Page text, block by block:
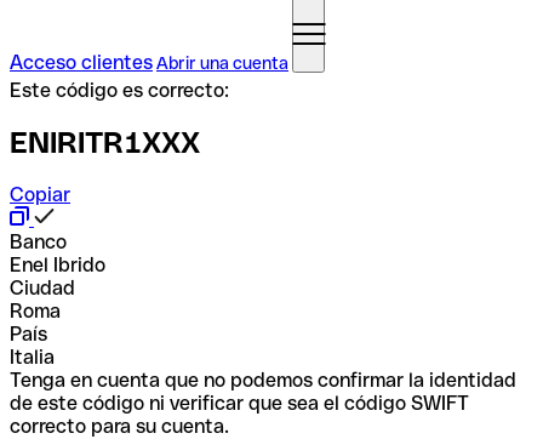
Acceso clientesAbrir una cuenta
Este código es correcto:
ENIRITR1XXX
Copiar
Banco
Enel Ibrido
Ciudad
Roma
País
Italia
Tenga en cuenta que no podemos confirmar la identidad
de este código ni verificar que sea el código SWIFT
correcto para su cuenta.